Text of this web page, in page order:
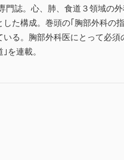
誌。心、肺、食道３領域の
た構成。巻頭の｢胸部外科の
る。胸部外科医にとって必須
を連載。